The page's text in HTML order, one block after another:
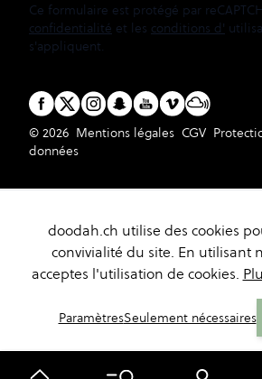
Ce formulaire est protégé par
confidentialité et les conditions d'
s'appliquent.
© 2026 Mentions légales CGV
données
doodah.ch utilise des cookies
convivialité du site. En utilisant
acceptes l'utilisation de cookies.
ParamètresSeulement nécessaires